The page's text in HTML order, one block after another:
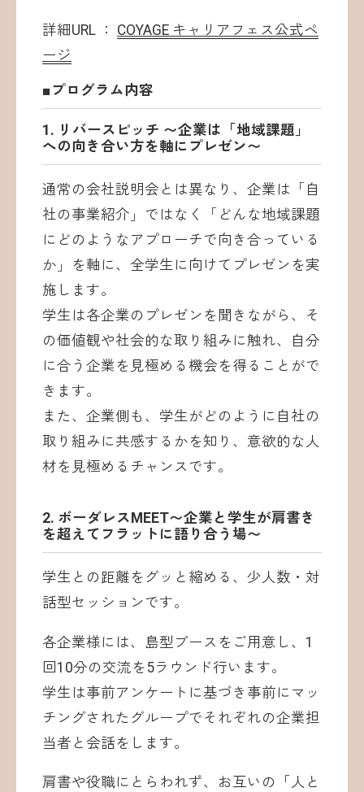
詳細URL ： COYAGE キャリアフェス公式ペ
ージ
■プログラム内容
1. リバースピッチ 〜企業は「地域課題」
への向き合い方を軸にプレゼン〜
通常の会社説明会とは異なり、企業は「自
社の事業紹介」ではなく「どんな地域課題
にどのようなアプローチで向き合っている
か」を軸に、全学生に向けてプレゼンを実
施します。
学生は各企業のプレゼンを聞きながら、そ
の価値観や社会的な取り組みに触れ、自分
に合う企業を見極める機会を得ることがで
きます。
また、企業側も、学生がどのように自社の
取り組みに共感するかを知り、意欲的な人
材を見極めるチャンスです。
2. ボーダレスMEET〜企業と学生が肩書き
を超えてフラットに語り合う場〜
学生との距離をグッと縮める、少人数・対
話型セッションです。
各企業様には、島型ブースをご用意し、1
回10分の交流を5ラウンド行います。
学生は事前アンケートに基づき事前にマッ
チングされたグループでそれぞれの企業担
当者と会話をします。
肩書や役職にとらわれず、お互いの「人と